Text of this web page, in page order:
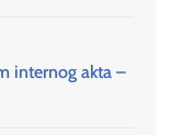
internog akta –